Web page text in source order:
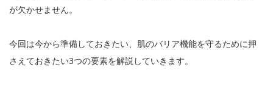
が欠かせません。
今回は今から準備しておきたい、肌のバリア機能を守るために押
さえておきたい3つの要素を解説していきます。